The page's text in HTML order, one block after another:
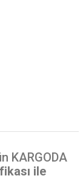
KARGODA
ile